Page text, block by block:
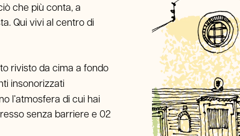
Gallery
FAQ
Offerte
che più conta, a
Qui vivi al centro di
rivisto da cima a fondo
insonorizzati
l’atmosfera di cui hai
senza barriere e 02